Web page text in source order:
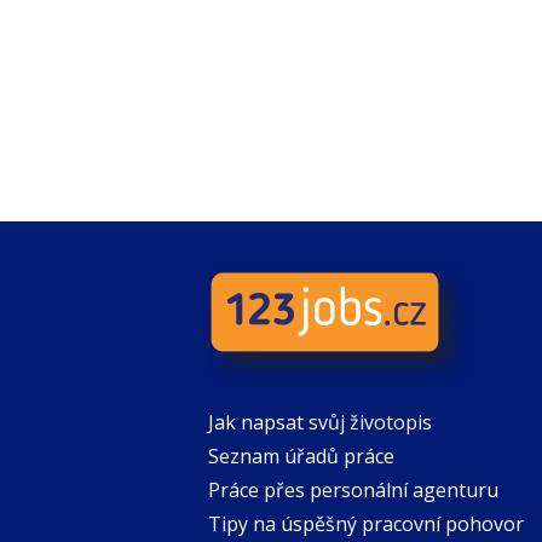
Jak napsat svůj životopis
Seznam úřadů práce
Práce přes personální agenturu
Tipy na úspěšný pracovní pohovor